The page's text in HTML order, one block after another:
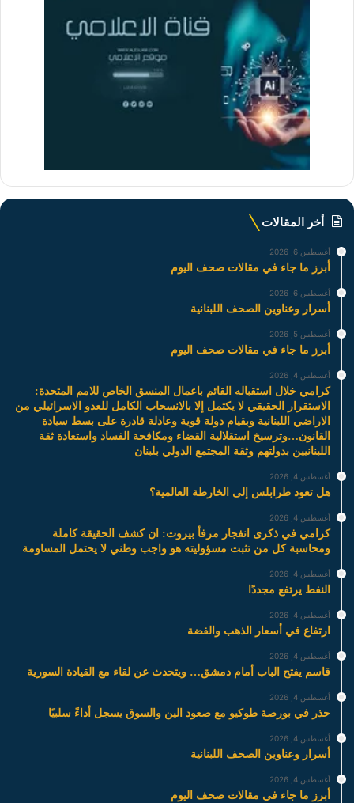
أخر المقالات
أغسطس 6, 2026
أبرز ما جاء في مقالات صحف اليوم
أغسطس 6, 2026
أسرار وعناوين الصحف اللبنانية
أغسطس 5, 2026
أبرز ما جاء في مقالات صحف اليوم
أغسطس 4, 2026
كرامي خلال استقباله القائم باعمال المنسق الخاص للامم المتحدة:
الاستقرار الحقيقي لا يكتمل إلا بالانسحاب الكامل للعدو الاسرائيلي من
الاراضي اللبنانية وبقيام دولة قوية وعادلة قادرة على بسط سيادة
القانون…وترسيخ استقلالية القضاء ومكافحة الفساد واستعادة ثقة
اللبنانيين بدولتهم وثقة المجتمع الدولي بلبنان
أغسطس 4, 2026
هل تعود طرابلس إلى الخارطة العالمية؟
أغسطس 4, 2026
كرامي في ذكرى انفجار مرفأ بيروت: ان كشف الحقيقة كاملة
ومحاسبة كل من تثبت مسؤوليته هو واجب وطني لا يحتمل المساومة
أغسطس 4, 2026
النفط يرتفع مجددًا
أغسطس 4, 2026
ارتفاع في أسعار الذهب والفضة
أغسطس 4, 2026
قاسم يفتح الباب أمام دمشق… ويتحدث عن لقاء مع القيادة السورية
أغسطس 4, 2026
حذر في بورصة طوكيو مع صعود الين والسوق يسجل أداءً سلبيًا
أغسطس 4, 2026
أسرار وعناوين الصحف اللبنانية
أغسطس 4, 2026
أبرز ما جاء في مقالات صحف اليوم